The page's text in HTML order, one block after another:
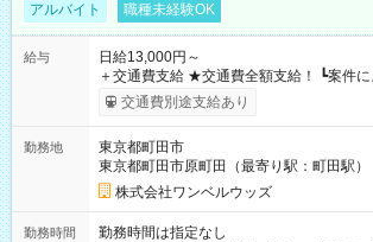
アルバイト 職種未経験OK
給与
日給13,000円～
＋交通費支給 ★交通費全額支給！ ┗案件により規定あり ★日払
いOK！（規定あり） ┗働いたその日に現
ンビニATMから 日払い分を引き落とせます！ 【試用期間
交通費別途支給あり
勤務地
東京都町田市
東京都町田市原町田（最寄り駅：町田駅）
株式会社ワンベルウッズ
勤務時間
勤務時間は指定なし